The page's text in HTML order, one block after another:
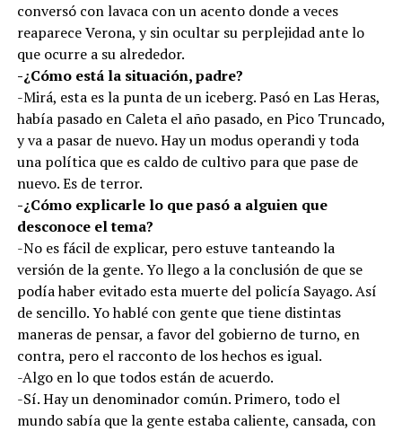
conversó con lavaca con un acento donde a veces
reaparece Verona, y sin ocultar su perplejidad ante lo
que ocurre a su alrededor.
-¿Cómo está la situación, padre?
-Mirá, esta es la punta de un iceberg. Pasó en Las Heras,
había pasado en Caleta el año pasado, en Pico Truncado,
y va a pasar de nuevo. Hay un modus operandi y toda
una política que es caldo de cultivo para que pase de
nuevo. Es de terror.
-¿Cómo explicarle lo que pasó a alguien que
desconoce el tema?
-No es fácil de explicar, pero estuve tanteando la
versión de la gente. Yo llego a la conclusión de que se
podía haber evitado esta muerte del policía Sayago. Así
de sencillo. Yo hablé con gente que tiene distintas
maneras de pensar, a favor del gobierno de turno, en
contra, pero el racconto de los hechos es igual.
-Algo en lo que todos están de acuerdo.
-Sí. Hay un denominador común. Primero, todo el
mundo sabía que la gente estaba caliente, cansada, con